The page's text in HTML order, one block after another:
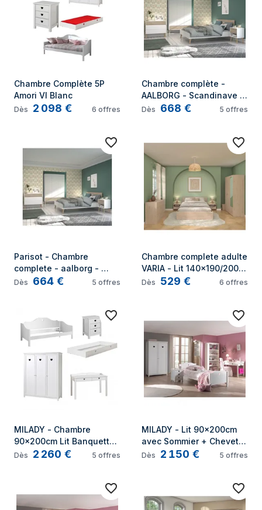
Chambre Complète 5P
Amori VI Blanc
Dès 2 098 € 6 offres
Chambre complète -
AALBORG - Scandinave -
Blanc / Chêne - Lit 140 x
PARISOT
Dès 668 € 5 offres
Parisot - Chambre
complete - aalborg -
Scandinave - Blanc /
Dès 664 € 5 offres
Chambre complete adulte
VARIA - Lit 140x190/200 +
2 chevets +1 commode, 1
Dès 529 € 6 offres
MILADY - Chambre
90x200cm Lit Banquette
+ Armoire 3P + Bureau
Dès 2 260 € 5 offres
MILADY - Lit 90x200cm
avec Sommier + Chevet +
Armoire 2P + Pack Bureau
Dès 2 150 € 5 offres